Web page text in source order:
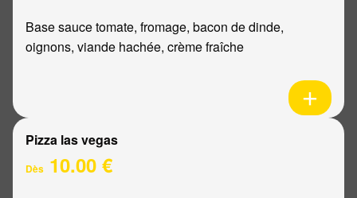
Base sauce tomate, fromage, bacon de dinde,
oignons, viande hachée, crème fraîche
Pizza las vegas
Dès 10.00 €